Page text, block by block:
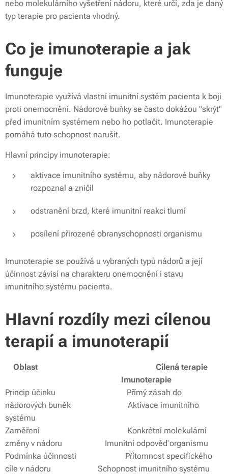
nebo molekulárního vyšetření nádoru, které určí, zda je daný
typ terapie pro pacienta vhodný.
Co je imunoterapie a jak
funguje
Imunoterapie využívá vlastní imunitní systém pacienta k boji
proti onemocnění. Nádorové buňky se často dokážou "skrýt"
před imunitním systémem nebo ho potlačit. Imunoterapie
pomáhá tuto schopnost narušit.
Hlavní principy imunoterapie:
aktivace imunitního systému, aby nádorové buňky
rozpoznal a zničil
odstranění brzd, které imunitní reakci tlumí
posílení přirozené obranyschopnosti organismu
Imunoterapie se používá u vybraných typů nádorů a její
účinnost závisí na charakteru onemocnění i stavu
imunitního systému pacienta.
Hlavní rozdíly mezi cílenou
terapií a imunoterapií
Oblast
Cílená terapie
Imunoterapie
Princip účinku Přímý zásah do
nádorových buněk Aktivace imunitního
systému
Zaměření Konkrétní molekulární
změny v nádoru Imunitní odpověď organismu
Podmínka účinnosti Přítomnost specifického
cíle v nádoru Schopnost imunitního systému